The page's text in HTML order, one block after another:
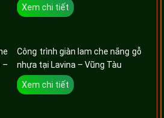
Xem chi tiết
Công trình giàn lam che nắng gỗ
nhựa tại Lavina – Vũng Tàu
Xem chi tiết